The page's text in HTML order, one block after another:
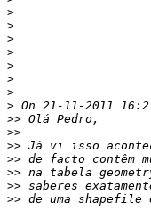
>
>
>
>
>
>
>
>
>>
>>
>>
>>
>>
>>
>>